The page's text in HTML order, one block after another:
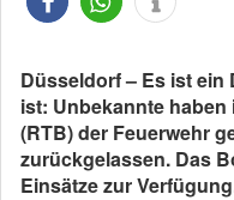
Düsseldorf – Es ist ein
ist: Unbekannte
(RTB) der Feuerwehr
zurückgelassen. Das
Einsätze zur